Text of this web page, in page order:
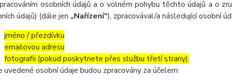
osobních údajů a o volném pohybu těchto údajů a o
údajů) (dále jen „Nařízení“), zpracovával/a následující osobní
jméno / přezdívku
emailovou adresu
fotografii (pokud poskytnete přes službu třetí strany).
uvedené osobní údaje budou zpracovány za účelem: